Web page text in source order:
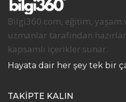
Bilgi360.com, eğitim, yaşam
uzmanlar tarafından
kapsamlı içerikler sunar.
Hayata dair her şey tek bir
TAKİPTE KALIN